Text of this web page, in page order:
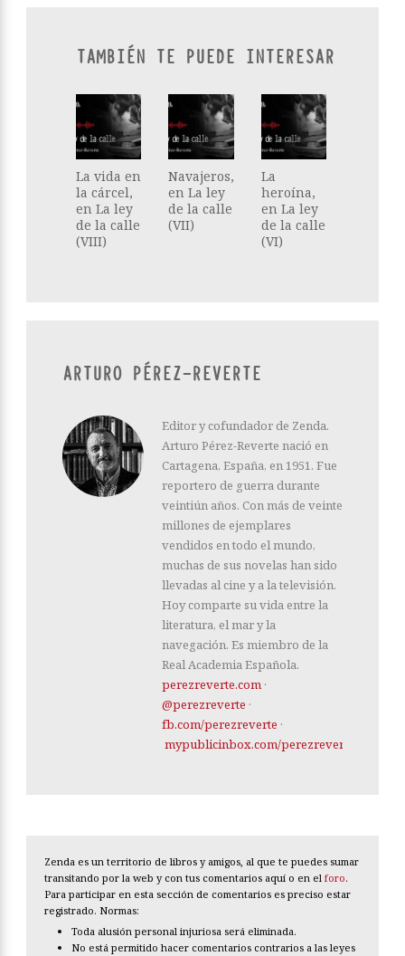
TAMBIÉN TE PUEDE INTERESAR
La vida en
la cárcel,
en La ley
de la calle
(VIII)
Navajeros,
en La ley
de la calle
(VII)
La
heroína,
en La ley
de la calle
(VI)
ARTURO PÉREZ-REVERTE
Editor y cofundador de Zenda.
Arturo Pérez-Reverte nació en
Cartagena, España, en 1951. Fue
reportero de guerra durante
veintiún años. Con más de veinte
millones de ejemplares
vendidos en todo el mundo,
muchas de sus novelas han sido
llevadas al cine y a la televisión.
Hoy comparte su vida entre la
literatura, el mar y la
navegación. Es miembro de la
Real Academia Española.
perezreverte.com ·
@perezreverte ·
fb.com/perezreverte ·
mypublicinbox.com/perezreverte
Zenda es un territorio de libros y amigos, al que te puedes sumar
transitando por la web y con tus comentarios aquí o en el foro.
Para participar en esta sección de comentarios es preciso estar
registrado. Normas:
Toda alusión personal injuriosa será eliminada.
No está permitido hacer comentarios contrarios a las leyes